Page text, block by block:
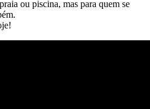
ou piscina, mas para quem se